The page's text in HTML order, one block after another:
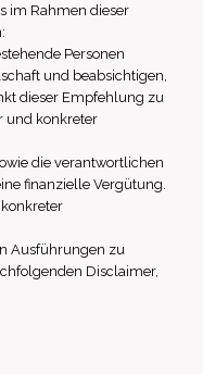
im Rahmen dieser
Personen
und beabsichtigen,
dieser Empfehlung zu
und konkreter
die verantwortlichen
finanzielle Vergütung.
Ausführungen zu
Disclaimer,